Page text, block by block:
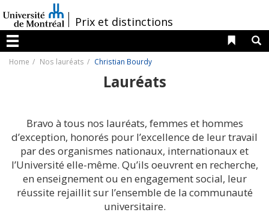
au
contenu
/Prix et distinctions
Menu
Liens
Home Nos lauréats Christian Bourdy
Lauréats
Bravo à tous nos lauréats, femmes et hommes
d’exception, honorés pour l’excellence de leur travail
par des organismes nationaux, internationaux et
l’Université elle-même. Qu’ils oeuvrent en recherche,
en enseignement ou en engagement social, leur
réussite rejaillit sur l’ensemble de la communauté
universitaire.